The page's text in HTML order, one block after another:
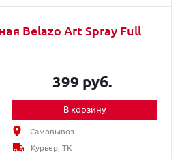
Belazo Art Spray Full
399 руб.
В корзину
Самовывоз
Курьер, ТК